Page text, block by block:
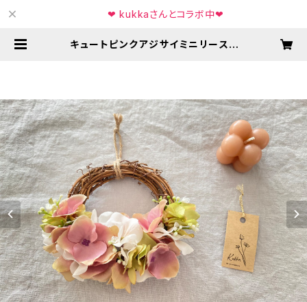
❤︎ kukkaさんとコラボ中❤︎
キュートピンクアジサイミニリース |